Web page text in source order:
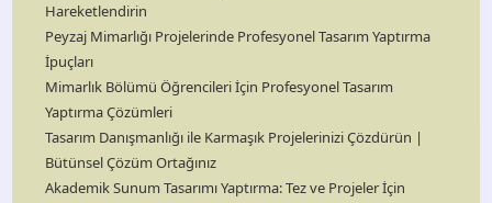
Hareketlendirin
Peyzaj Mimarlığı Projelerinde Profesyonel Tasarım Yaptırma
İpuçları
Mimarlık Bölümü Öğrencileri İçin Profesyonel Tasarım
Yaptırma Çözümleri
Tasarım Danışmanlığı ile Karmaşık Projelerinizi Çözdürün |
Bütünsel Çözüm Ortağınız
Akademik Sunum Tasarımı Yaptırma: Tez ve Projeler İçin